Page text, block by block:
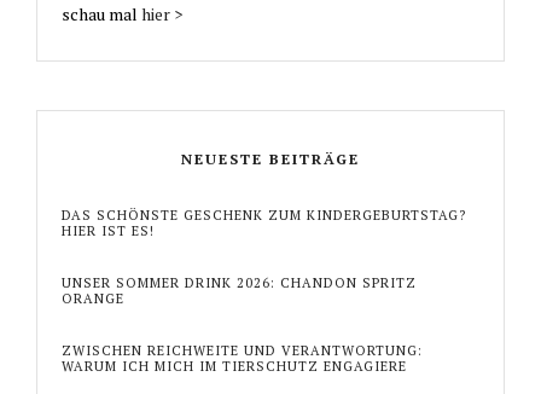
schau mal hier >
NEUESTE BEITRÄGE
DAS SCHÖNSTE GESCHENK ZUM KINDERGEBURTSTAG?
HIER IST ES!
UNSER SOMMER DRINK 2026: CHANDON SPRITZ
ORANGE
ZWISCHEN REICHWEITE UND VERANTWORTUNG:
WARUM ICH MICH IM TIERSCHUTZ ENGAGIERE